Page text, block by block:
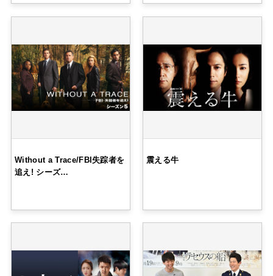
Without a Trace/FBI失踪者を
追え! シーズ…
震える牛